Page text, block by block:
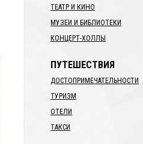
ТЕАТР И КИНО
МУЗЕИ И БИБЛИОТЕКИ
КОНЦЕРТ-ХОЛЛЫ
ПУТЕШЕСТВИЯ
ДОСТОПРИМЕЧАТЕЛЬНОСТИ
ТУРИЗМ
ОТЕЛИ
ТАКСИ